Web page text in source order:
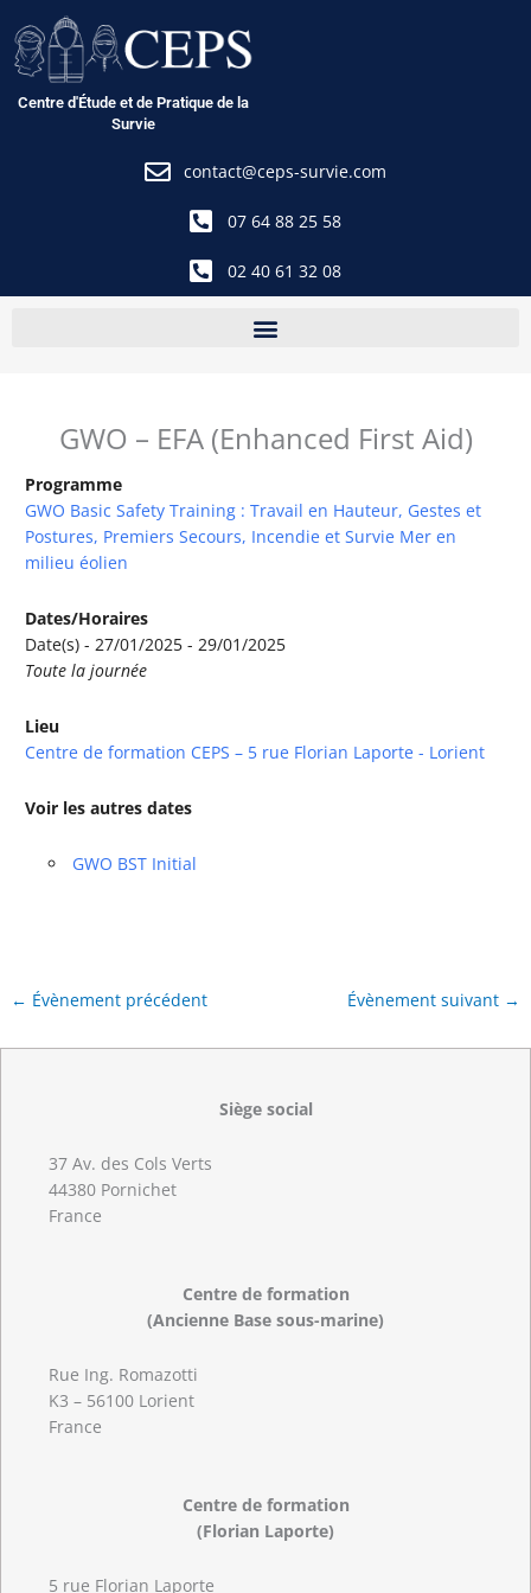
au
contenu
Centre d'Étude et de Pratique de la
Survie
contact@ceps-survie.com
07 64 88 25 58
02 40 61 32 08
GWO – EFA (Enhanced First Aid)
Programme
GWO Basic Safety Training : Travail en Hauteur, Gestes et
Postures, Premiers Secours, Incendie et Survie Mer en
milieu éolien
Dates/Horaires
Date(s) - 27/01/2025 - 29/01/2025
Toute la journée
Lieu
Centre de formation CEPS – 5 rue Florian Laporte - Lorient
Voir les autres dates
GWO BST Initial
← Évènement précédent Évènement suivant →
Siège social
37 Av. des Cols Verts
44380 Pornichet
France
Centre de formation
(Ancienne Base sous-marine)
Rue Ing. Romazotti
K3 – 56100 Lorient
France
Centre de formation
(Florian Laporte)
5 rue Florian Laporte